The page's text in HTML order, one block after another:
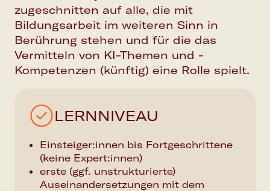
zugeschnitten auf alle, die mit
Bildungsarbeit im weiteren Sinn in
Berührung stehen und für die das
Vermitteln von KI-Themen und -
Kompetenzen (künftig) eine Rolle spielt.
LERNNIVEAU
Einsteiger:innen bis Fortgeschrittene
(keine Expert:innen)
erste (ggf. unstrukturierte)
Auseinandersetzungen mit dem